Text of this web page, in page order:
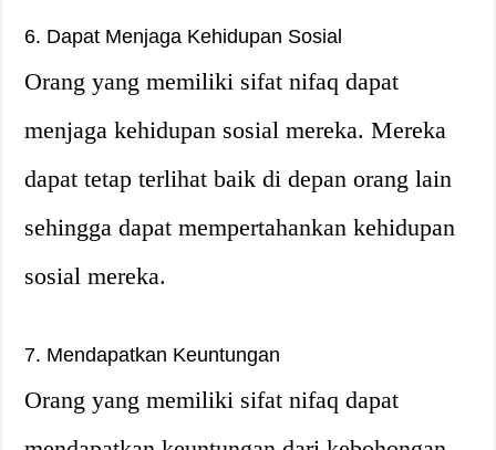
6. Dapat Menjaga Kehidupan Sosial
Orang yang memiliki sifat nifaq dapat
menjaga kehidupan sosial mereka. Mereka
dapat tetap terlihat baik di depan orang lain
sehingga dapat mempertahankan kehidupan
sosial mereka.
7. Mendapatkan Keuntungan
Orang yang memiliki sifat nifaq dapat